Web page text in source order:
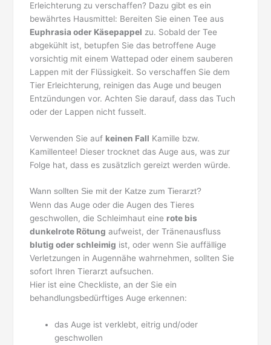
Erleichterung zu verschaffen? Dazu gibt es ein
bewährtes Hausmittel: Bereiten Sie einen Tee aus
Euphrasia oder Käsepappel zu. Sobald der Tee
abgekühlt ist, betupfen Sie das betroffene Auge
vorsichtig mit einem Wattepad oder einem sauberen
Lappen mit der Flüssigkeit. So verschaffen Sie dem
Tier Erleichterung, reinigen das Auge und beugen
Entzündungen vor. Achten Sie darauf, dass das Tuch
oder der Lappen nicht fusselt.
Verwenden Sie auf keinen Fall Kamille bzw.
Kamillentee! Dieser trocknet das Auge aus, was zur
Folge hat, dass es zusätzlich gereizt werden würde.
Wann sollten Sie mit der Katze zum Tierarzt?
Wenn das Auge oder die Augen des Tieres
geschwollen, die Schleimhaut eine rote bis
dunkelrote Rötung aufweist, der Tränenausfluss
blutig oder schleimig ist, oder wenn Sie auffällige
Verletzungen in Augennähe wahrnehmen, sollten Sie
sofort Ihren Tierarzt aufsuchen.
Hier ist eine Checkliste, an der Sie ein
behandlungsbedürftiges Auge erkennen:
das Auge ist verklebt, eitrig und/oder
geschwollen